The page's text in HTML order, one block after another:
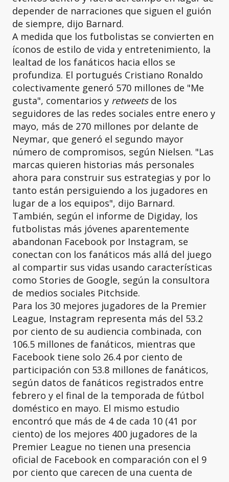
depender de narraciones que siguen el guión
de siempre, dijo Barnard.
A medida que los futbolistas se convierten en
íconos de estilo de vida y entretenimiento, la
lealtad de los fanáticos hacia ellos se
profundiza. El portugués Cristiano Ronaldo
colectivamente generó 570 millones de "Me
gusta", comentarios y retweetsde los
seguidores de las redes sociales entre enero y
mayo, más de 270 millones por delante de
Neymar, que generó el segundo mayor
número de compromisos, según Nielsen. "Las
marcas quieren historias más personales
ahora para construir sus estrategias y por lo
tanto están persiguiendo a los jugadores en
lugar de a los equipos", dijo Barnard.
También, según el informe de Digiday, los
futbolistas más jóvenes aparentemente
abandonan Facebook por Instagram, se
conectan con los fanáticos más allá del juego
al compartir sus vidas usando características
como Stories de Google, según la consultora
de medios sociales Pitchside.
Para los 30 mejores jugadores de la Premier
League, Instagram representa más del 53.2
por ciento de su audiencia combinada, con
106.5 millones de fanáticos, mientras que
Facebook tiene solo 26.4 por ciento de
participación con 53.8 millones de fanáticos,
según datos de fanáticos registrados entre
febrero y el final de la temporada de fútbol
doméstico en mayo. El mismo estudio
encontró que más de 4 de cada 10 (41 por
ciento) de los mejores 400 jugadores de la
Premier League no tienen una presencia
oficial de Facebook en comparación con el 9
por ciento que carecen de una cuenta de